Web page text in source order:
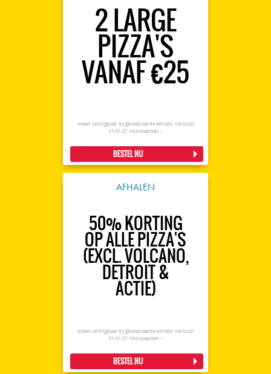
2 LARGE
PIZZA'S
VANAF €25
Alleen verkrijgbaar bij geselecteerde winkels. Verloopt
01-01-27. Voorwaarden >
BESTEL NU
AFHALEN
50% KORTING
OP ALLE PIZZA'S
(EXCL. VOLCANO,
DETROIT &
ACTIE)
Alleen verkrijgbaar bij geselecteerde winkels. Verloopt
01-01-27. Voorwaarden >
BESTEL NU